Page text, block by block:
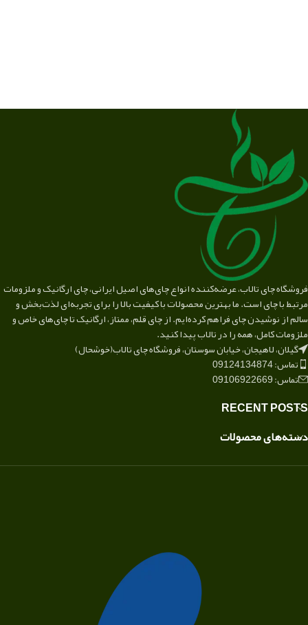
فروشگاه چای تالاب، عرضه‌کننده انواع چای‌های اصیل ایرانی، چای ارگانیک و ملزومات
مرتبط با چای است. ما بهترین محصولات با کیفیت بالا را برای تجربه‌ای لذت‌بخش و
سالم از نوشیدن چای فراهم کرده‌ایم. از چای قلم، ممتاز، ارگانیک تا چای‌های خاص و
ملزومات کامل، همه را در تالاب پیدا کنید.
گیلان، لاهیجان، خیابان سوستان، فروشگاه چای تالاب(خوشحال)
تماس: 09124134874
تماس: 09106922669
RECENT POSTS
دسته‌های محصولات